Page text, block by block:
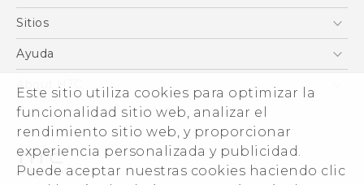
Este sitio utiliza cookies para optimizar la
funcionalidad sitio web, analizar el
rendimiento sitio web, y proporcionar
experiencia personalizada y publicidad.
Puede aceptar nuestras cookies haciendo clic
seguridad
English - Safety and regulatory guide
5G
EXODUS
VIVE
VIVEPORT
Sitios
HTC Desarrollo
VIVE
Ayuda
About HTC
ESG
Seguridad del producto
Inversores (Inglés)